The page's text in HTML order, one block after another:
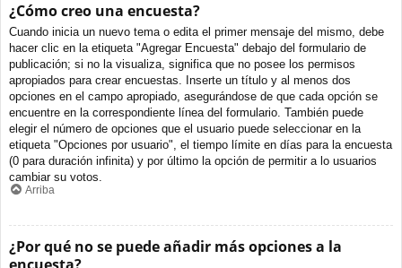
¿Cómo creo una encuesta?
Cuando inicia un nuevo tema o edita el primer mensaje del mismo, debe
hacer clic en la etiqueta "Agregar Encuesta" debajo del formulario de
publicación; si no la visualiza, significa que no posee los permisos
apropiados para crear encuestas. Inserte un título y al menos dos
opciones en el campo apropiado, asegurándose de que cada opción se
encuentre en la correspondiente línea del formulario. También puede
elegir el número de opciones que el usuario puede seleccionar en la
etiqueta "Opciones por usuario", el tiempo límite en días para la encuesta
(0 para duración infinita) y por último la opción de permitir a lo usuarios
cambiar su votos.
Arriba
¿Por qué no se puede añadir más opciones a la